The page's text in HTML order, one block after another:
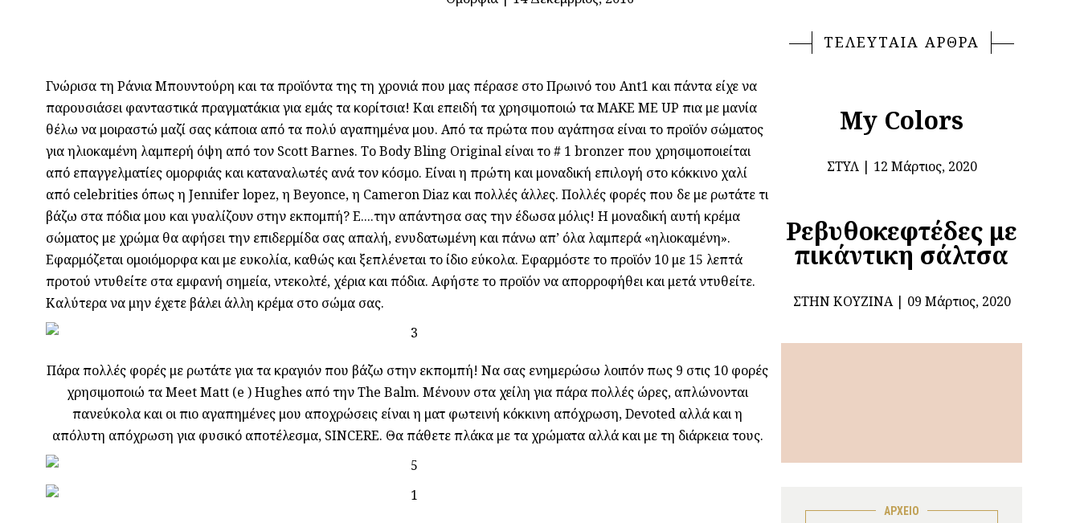
Γνώρισα τη Ράνια Μπουντούρη και τα προϊόντα της τη χρονιά που μας πέρασε στο Πρωινό του Αnt1 και πάντα είχε να
παρουσιάσει φανταστικά πραγματάκια για εμάς τα κορίτσια! Και επειδή τα χρησιμοποιώ τα MAKE ME UP πια με μανία
θέλω να μοιραστώ μαζί σας κάποια από τα πολύ αγαπημένα μου. Από τα πρώτα που αγάπησα είναι το προϊόν σώματος
για ηλιοκαμένη λαμπερή όψη από τον Scott Barnes. Το Body Bling Original είναι το # 1 bronzer που χρησιμοποιείται
από επαγγελματίες ομορφιάς και καταναλωτές ανά τον κόσμο. Είναι η πρώτη και μοναδική επιλογή στο κόκκινο χαλί
από celebrities όπως η Jennifer lopez, η Beyonce, η Cameron Diaz και πολλές άλλες. Πολλές φορές που δε με ρωτάτε τι
βάζω στα πόδια μου και γυαλίζουν στην εκπομπή? Ε....την απάντησα σας την έδωσα μόλις! Η μοναδική αυτή κρέμα
σώματος με χρώμα θα αφήσει την επιδερμίδα σας απαλή, ενυδατωμένη και πάνω απ’ όλα λαμπερά «ηλιοκαμένη».
Εφαρμόζεται ομοιόμορφα και με ευκολία, καθώς και ξεπλένεται το ίδιο εύκολα. Εφαρμόστε το προϊόν 10 με 15 λεπτά
προτού ντυθείτε στα εμφανή σημεία, ντεκολτέ, χέρια και πόδια. Αφήστε το προϊόν να απορροφήθει και μετά ντυθείτε.
Καλύτερα να μην έχετε βάλει άλλη κρέμα στο σώμα σας.
Πάρα πολλές φορές με ρωτάτε για τα κραγιόν που βάζω στην εκπομπή! Να σας ενημερώσω λοιπόν πως 9 στις 10 φορές
χρησιμοποιώ τα Meet Matt (e ) Hughes από την The Balm. Μένουν στα χείλη για πάρα πολλές ώρες, απλώνονται
πανεύκολα και οι πιο αγαπημένες μου αποχρώσεις είναι η ματ φωτεινή κόκκινη απόχρωση, Devoted αλλά και η
απόλυτη απόχρωση για φυσικό αποτέλεσμα, SINCERE. Θα πάθετε πλάκα με τα χρώματα αλλά και με τη διάρκεια τους.
ΤΕΛΕΥΤΑΙΑ ΑΡΘΡΑ
My Colors
ΣΤΥΛ 12 Μάρτιος, 2020
Ρεβυθοκεφτέδες με
πικάντικη σάλτσα
ΣΤΗΝ ΚΟΥΖΊΝΑ 09 Μάρτιος, 2020
ΑΡΧΕΙΟ